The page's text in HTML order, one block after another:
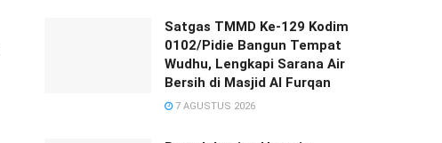
Satgas TMMD Ke-129 Kodim
0102/Pidie Bangun Tempat
Wudhu, Lengkapi Sarana Air
Bersih di Masjid Al Furqan
7 AGUSTUS 2026